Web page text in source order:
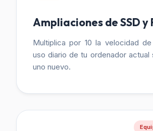
Ampliaciones de SSD y
Multiplica por 10 la velocidad
uso diario de tu ordenador actual
uno nuevo.